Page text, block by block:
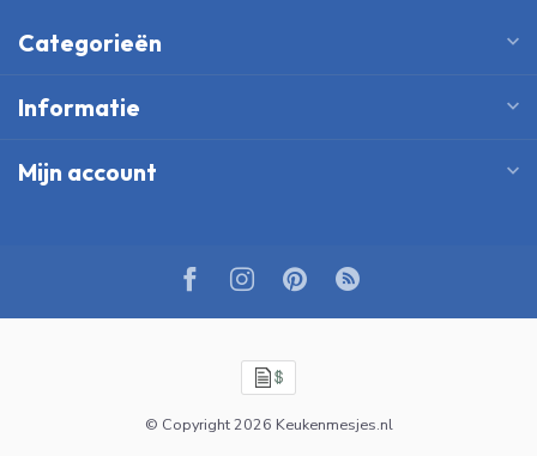
Categorieën
Informatie
Mijn account
© Copyright 2026 Keukenmesjes.nl